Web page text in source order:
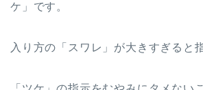
ケ」です。
入り方の「スワレ」が大きすぎると